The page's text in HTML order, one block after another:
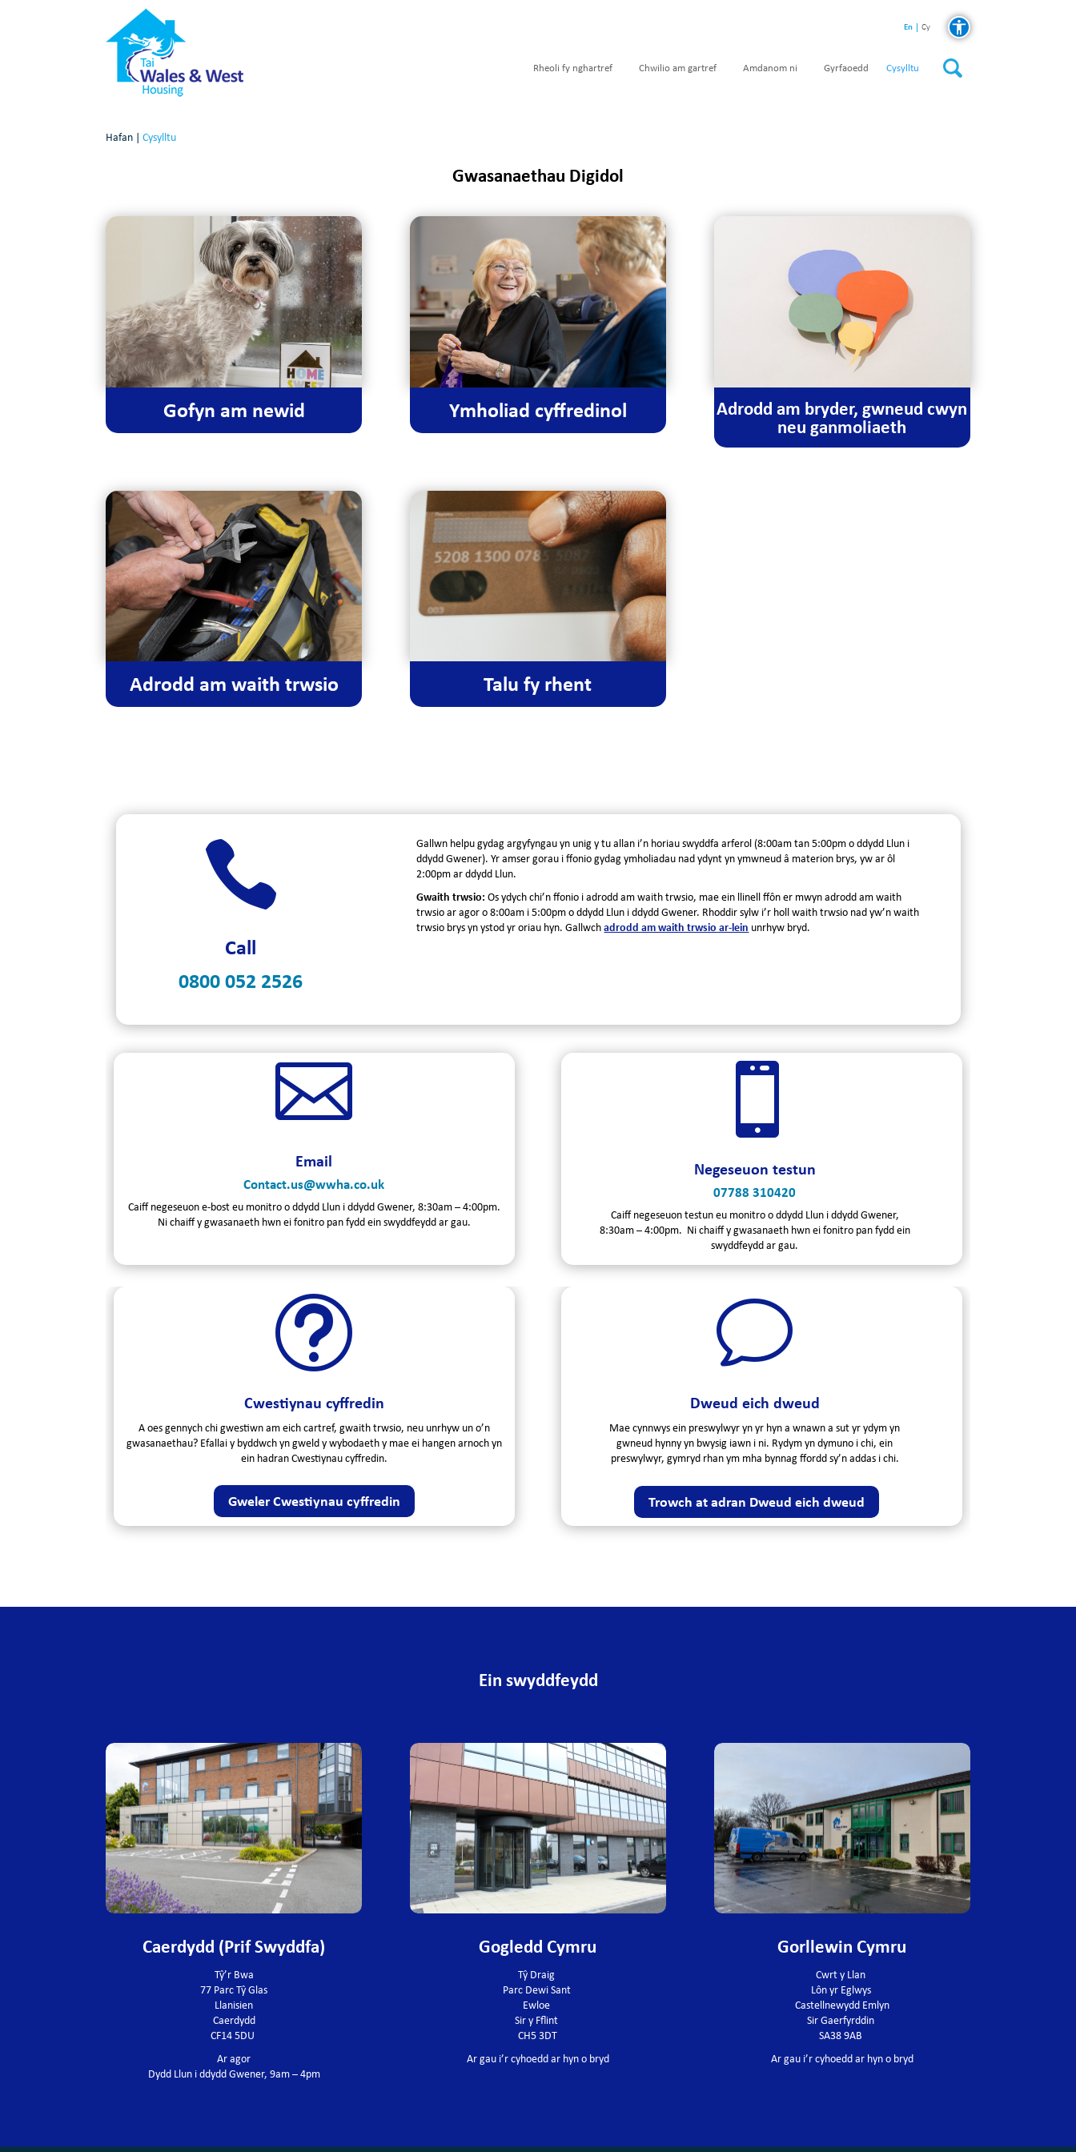
En Cy
Rheoli fy nghartref Chwilio am gartref Amdanom ni Gyrfaoedd Cysylltu
Hafan | Cysylltu
Gwasanaethau Digidol
Gofyn am newid Ymholiad cyffredinol
Adrodd am bryder, gwneud cwyn
neu ganmoliaeth
Adrodd am waith trwsio Talu fy rhent

Call
0800 052 2526
Gallwn helpu gydag argyfyngau yn unig y tu allan i’n horiau swyddfa arferol (8:00am tan 5:00pm o ddydd Llun i
ddydd Gwener). Yr amser gorau i ffonio gydag ymholiadau nad ydynt yn ymwneud â materion brys, yw ar ôl
2:00pm ar ddydd Llun.
Gwaith trwsio: Os ydych chi’n ffonio i adrodd am waith trwsio, mae ein llinell ffôn er mwyn adrodd am waith
trwsio ar agor o 8:00am i 5:00pm o ddydd Llun i ddydd Gwener. Rhoddir sylw i’r holl waith trwsio nad yw’n waith
trwsio brys yn ystod yr oriau hyn. Gallwchadrodd am waith trwsio ar-lein unrhyw bryd.

Email
Contact.us@wwha.co.uk
Caiff negeseuon e-bost eu monitro o ddydd Llun i ddydd Gwener, 8:30am – 4:00pm.
Ni chaiff y gwasanaeth hwn ei fonitro pan fydd ein swyddfeydd ar gau.

Negeseuon testun
07788 310420
Caiff negeseuon testun eu monitro o ddydd Llun i ddydd Gwener,
8:30am – 4:00pm. Ni chaiff y gwasanaeth hwn ei fonitro pan fydd ein
swyddfeydd ar gau.
t
Cwestiynau cyffredin
A oes gennych chi gwestiwn am eich cartref, gwaith trwsio, neu unrhyw un o’n
gwasanaethau? Efallai y byddwch yn gweld y wybodaeth y mae ei hangen arnoch yn
ein hadran Cwestiynau cyffredin.
Gweler Cwestiynau cyffredin
v
Dweud eich dweud
Mae cynnwys ein preswylwyr yn yr hyn a wnawn a sut yr ydym yn
gwneud hynny yn bwysig iawn i ni. Rydym yn dymuno i chi, ein
preswylwyr, gymryd rhan ym mha bynnag ffordd sy’n addas i chi.
Trowch at adran Dweud eich dweud
Ein swyddfeydd
Caerdydd (Prif Swyddfa)
Tŷ’r Bwa
77 Parc Tŷ Glas
Llanisien
Caerdydd
CF14 5DU
Ar agor
Dydd Llun i ddydd Gwener, 9am – 4pm
Gogledd Cymru
Tŷ Draig
Parc Dewi Sant
Ewloe
Sir y Fflint
CH5 3DT
Ar gau i’r cyhoedd ar hyn o bryd
Gorllewin Cymru
Cwrt y Llan
Lôn yr Eglwys
Castellnewydd Emlyn
Sir Gaerfyrddin
SA38 9AB
Ar gau i’r cyhoedd ar hyn o bryd